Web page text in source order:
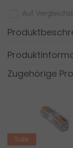
Auf
Zugehörige
Sale